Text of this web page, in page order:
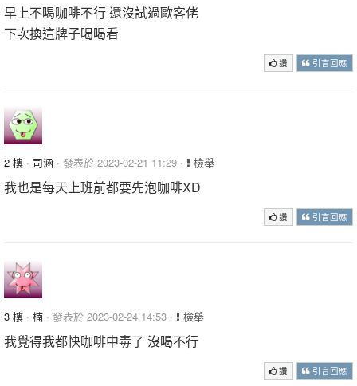
早上不喝咖啡不行 還沒試過歐客佬
下次換這牌子喝喝看
讚 引言回應
2 樓 · 司涵 · 發表於 2023-02-21 11:29 · 檢舉
我也是每天上班前都要先泡咖啡XD
讚 引言回應
3 樓 · 楠 · 發表於 2023-02-24 14:53 · 檢舉
我覺得我都快咖啡中毒了 沒喝不行
讚 引言回應